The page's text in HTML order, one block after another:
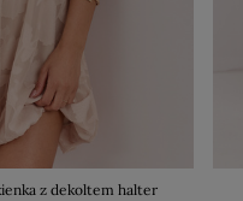
z dekoltem halter